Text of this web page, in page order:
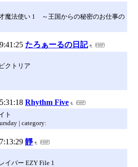
魔法使い 1 ～王国からの秘密のお仕事の
たろぁーるの日記
クトリア
Rhythm Five
ト
| category:
靜
イバー EZY File 1